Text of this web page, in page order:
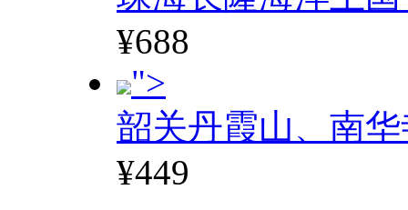
¥688
">
韶关丹霞山、南
¥449